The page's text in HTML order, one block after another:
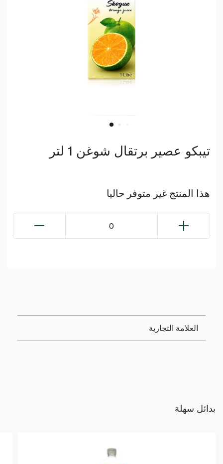
تيبكو عصير برتقال شوغن 1 لتر
هذا المنتج غير متوفر حاليا
0
العلامة التجارية
بدائل سهلة